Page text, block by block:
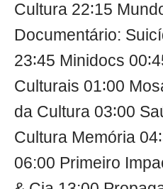
Cultura 22∶15
Documentário:
23∶45 Minidocs
Culturais 01∶00
da Cultura 03∶00
Cultura Memória
06:00 Primeiro